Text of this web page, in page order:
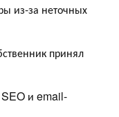
из-за неточных
принял
SEO и email-